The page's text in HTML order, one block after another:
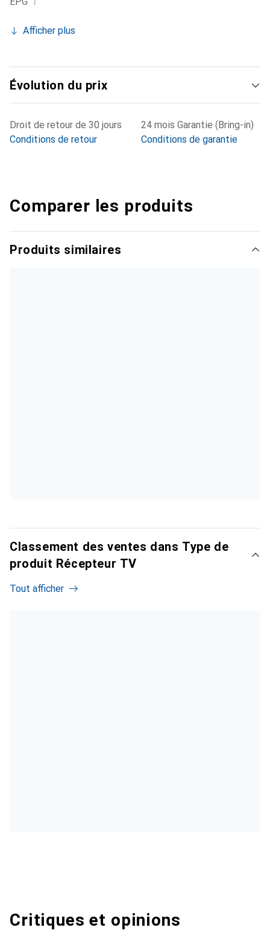
Afficher plus
Évolution du prix
Droit de retour de 30 jours
Conditions de retour
24 mois Garantie (Bring-in)
Conditions de garantie
Comparer les produits
Produits similaires
Classement des ventes dans Type de
produit Récepteur TV
Tout afficher
Critiques et opinions